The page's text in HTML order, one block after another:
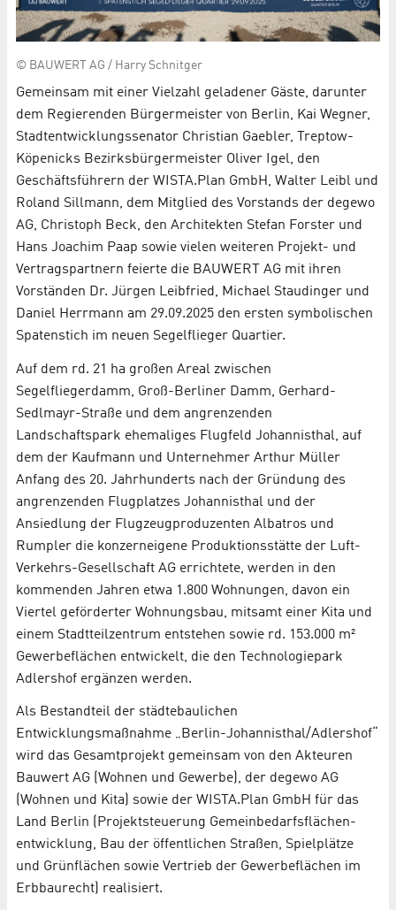
© BAUWERT AG / Harry Schnitger
Gemeinsam mit einer Vielzahl geladener Gäste, darunter
dem Regierenden Bürgermeister von Berlin, Kai Wegner,
Stadtentwicklungssenator Christian Gaebler, Treptow-
Köpenicks Bezirksbürgermeister Oliver Igel, den
Geschäftsführern der WISTA.Plan GmbH, Walter Leibl und
Roland Sillmann, dem Mitglied des Vorstands der degewo
AG, Christoph Beck, den Architekten Stefan Forster und
Hans Joachim Paap sowie vielen weiteren Projekt- und
Vertragspartnern feierte die BAUWERT AG mit ihren
Vorständen Dr. Jürgen Leibfried, Michael Staudinger und
Daniel Herrmann am 29.09.2025 den ersten symbolischen
Spatenstich im neuen Segelflieger Quartier.
Auf dem rd. 21 ha großen Areal zwischen
Segelfliegerdamm, Groß-Berliner Damm, Gerhard-
Sedlmayr-Straße und dem angrenzenden
Landschaftspark ehemaliges Flugfeld Johannisthal, auf
dem der Kaufmann und Unternehmer Arthur Müller
Anfang des 20. Jahrhunderts nach der Gründung des
angrenzenden Flugplatzes Johannisthal und der
Ansiedlung der Flugzeugproduzenten Albatros und
Rumpler die konzerneigene Produktionsstätte der Luft-
Verkehrs-Gesellschaft AG errichtete, werden in den
kommenden Jahren etwa 1.800 Wohnungen, davon ein
Viertel geförderter Wohnungsbau, mitsamt einer Kita und
einem Stadtteilzentrum entstehen sowie rd. 153.000 m²
Gewerbeflächen entwickelt, die den Technologiepark
Adlershof ergänzen werden.
Als Bestandteil der städtebaulichen
Entwicklungsmaßnahme „Berlin-Johannisthal/Adlershof“
wird das Gesamtprojekt gemeinsam von den Akteuren
Bauwert AG (Wohnen und Gewerbe), der degewo AG
(Wohnen und Kita) sowie der WISTA.Plan GmbH für das
Land Berlin (Projektsteuerung Gemein­bedarfs­flächen­
entwicklung, Bau der öffentlichen Straßen, Spielplätze
und Grünflächen sowie Vertrieb der Gewerbeflächen im
Erbbaurecht) realisiert.